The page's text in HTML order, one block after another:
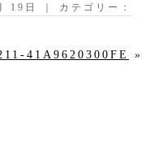
19日 ｜ カテゴリー：
41A9620300FE »